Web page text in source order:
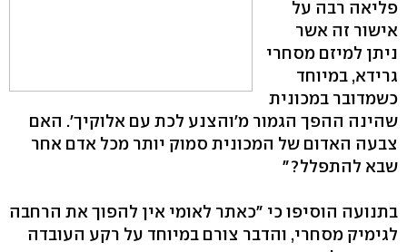
פליאה רבה על
אישור זה אשר
ניתן למיזם מסחרי
גרידא, במיוחד
כשמדובר במכונית
שהינה ההפך הגמור מ'והצנע לכת עם אלוקיך'. האם
צבעה האדום של המכונית סמוק יותר מכל אדם אחר
שבא להתפלל?"
בתנועה הוסיפו כי "כאתר לאומי אין להפוך את הרחבה
לגימיק מסחרי, והדבר צורם במיוחד על רקע העובדה